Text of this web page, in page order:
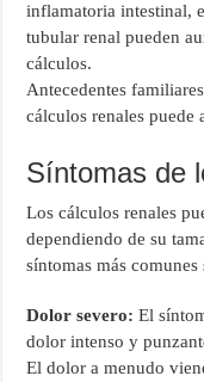
inflamatoria intestinal,
tubular renal pueden
cálculos.
Antecedentes
cálculos renales puede
Síntomas de
Los cálculos renales
dependiendo de su
síntomas más comunes
Dolor severo:El
dolor intenso y
El dolor a menudo